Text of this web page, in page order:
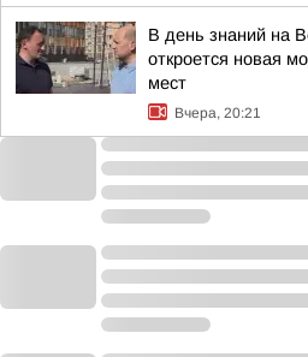
В день знаний на
откроется новая
мест
Вчера, 20:21